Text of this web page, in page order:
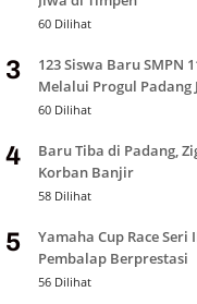
60 Dilihat
3
123 Siswa Baru SMPN
Melalui Progul Padang
60 Dilihat
4
Baru Tiba di Padang,
Korban Banjir
58 Dilihat
5
Yamaha Cup Race Seri
Pembalap Berprestasi
56 Dilihat